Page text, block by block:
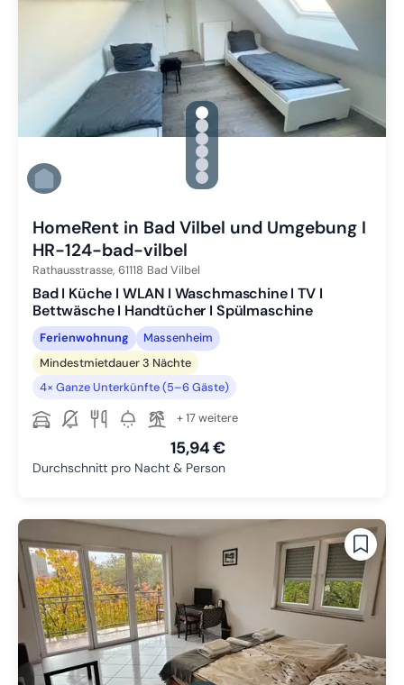
gallery.slide_selector
Zu Slide 1 wechseln
Zu Slide 2 wechseln
Zu Slide 3 wechseln
Zu Slide 4 wechseln
Zu Slide 5 wechseln
Zu Slide 6 wechseln
HomeRent in Bad Vilbel und Umgebung I
HR-124-bad-vilbel
Rathausstrasse, 61118 Bad Vilbel
Bad I Küche I WLAN I Waschmaschine I TV I
Bettwäsche I Handtücher I Spülmaschine
Ferienwohnung
Massenheim
Mindestmietdauer 3 Nächte
4× Ganze Unterkünfte (5–6 Gäste)
+ 17 weitere
15,94 €
Durchschnitt pro Nacht & Person